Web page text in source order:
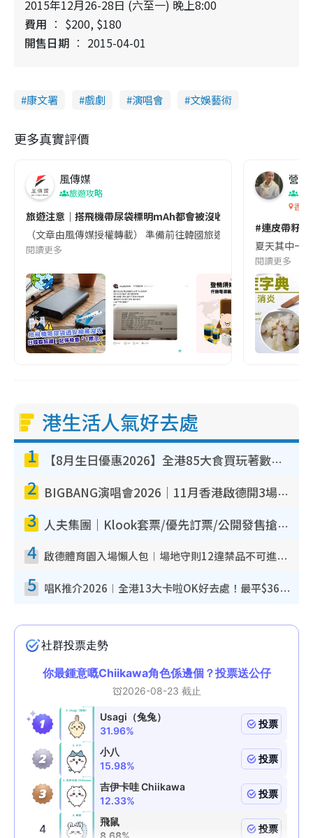
2015年12月26-28日 (六至一) 晚上8:00
費用
$200, $180
開售日期
2015-04-01
康文署 戲劇 演唱會 文娛藝術
更多真實評價
風傳媒
旅遊攻略
旅遊注意｜搭飛機帶尿袋標明mAh都會被沒收😱出發前切記檢查
（文章由風傳媒授權轉載） 準備前往韓國旅遊的民眾，近期要
閱讀更多
營養
香港
#連皮帶籽
夏天其中一
閱讀更多
港生活人氣好去處
1 【8月生日優惠2026】全港85大食買玩著數攻略 自助餐/火鍋放題同行免費＋誠品/DONKI送現金券
2 BIGBANG演唱會2026｜11月香港啟德開3場！實名制VIP申請、優先購票攻略
3 人夫集團｜Klook套票/優先訂票/公開發售搶飛攻略！附票價.購票連結.場地座位表
4 啟德體育園入場懶人包︱場地守則12違禁品不可進場准帶細水樽但全場禁樽蓋！應援牌有限制！
5 唱K推介2026︱全港13大卡啦OK好去處！最平$36起 日文K都有！(附地址+收費詳情)